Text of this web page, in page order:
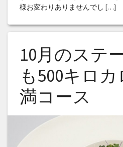
様お変わりありませんでし […]
10月のステ
も500キロ
満コース